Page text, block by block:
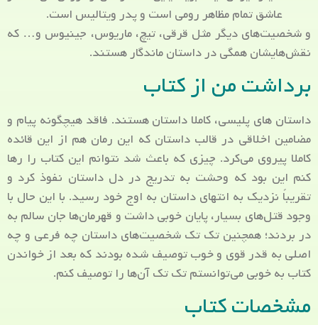
عاشق تمام مظاهر رومی است و پدر ویتالیس است.
و شخصیت‌های دیگر مثل قرقی، تیچ، ماریوس، جینیوس و… که
نقش‌هایشان همگی در داستان ماندگار هستند.
برداشت من از کتاب
داستان های پلیسی، کاملا داستان هستند. فاقد هیچگونه پیام و
مضامین اخلاقی در قالب داستان که این رمان هم از این قائده
کاملا پیروی می‌کرد. چیزی که باعث شد نتوانم این کتاب را رها
کنم این بود که وحشت به تدریج در دل داستان نفوذ کرد و
تقریباً نزدیک به انتهای داستان به اوج خود رسید. با این حال با
وجود قتل‌های بسیار، پایان خوبی داشت و قهرمان‌ها جان سالم به
در بردند؛ همچنین تک تک شخصیت‌های داستان چه فرعی و چه
اصلی به قدر قوی و خوب توصیف شده بودند که بعد از خواندن
کتاب به خوبی می‌توانستم تک تک آن‌ها را توصیف کنم.
مشخصات کتاب